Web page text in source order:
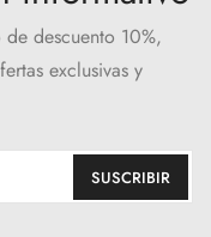
descuento 10%,
exclusivas y